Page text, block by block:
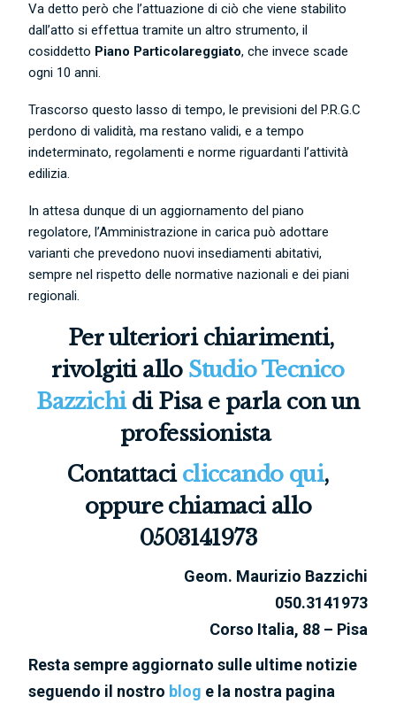
Va detto però che l’attuazione di ciò che viene stabilito
dall’atto si effettua tramite un altro strumento, il
cosiddetto Piano Particolareggiato, che invece scade
ogni 10 anni.
Trascorso questo lasso di tempo, le previsioni del P.R.G.C
perdono di validità, ma restano validi, e a tempo
indeterminato, regolamenti e norme riguardanti l’attività
edilizia.
In attesa dunque di un aggiornamento del piano
regolatore, l’Amministrazione in carica può adottare
varianti che prevedono nuovi insediamenti abitativi,
sempre nel rispetto delle normative nazionali e dei piani
regionali.
Per ulteriori chiarimenti,
rivolgiti allo Studio Tecnico
Bazzichidi Pisa e parla con un
professionista
Contattaci cliccando qui,
oppure chiamaci allo
0503141973
Geom. Maurizio Bazzichi
050.3141973
Corso Italia, 88 – Pisa
Resta sempre aggiornato sulle ultime notizie
seguendo il nostro blog e la nostra pagina